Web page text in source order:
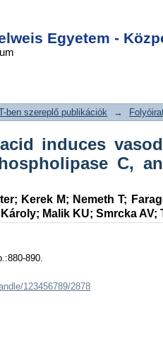
Egyetem -
acid induces
by LPA1
C, and
synthase.
ben szereplő publikációk →
induces
C,
; Kerek M; Nemeth T;
; Malik KU; Smrcka AV;
890.
123456789/2878